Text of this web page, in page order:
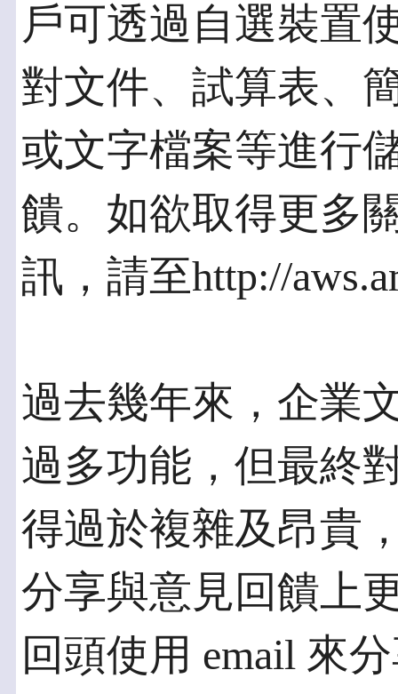
戶可透過自選裝置
對文件、試算表、
或文字檔案等進行
饋。如欲取得更多
訊，請至http://
過去幾年來，企業
過多功能，但最終
得過於複雜及昂貴
分享與意見回饋上
回頭使用 email 來